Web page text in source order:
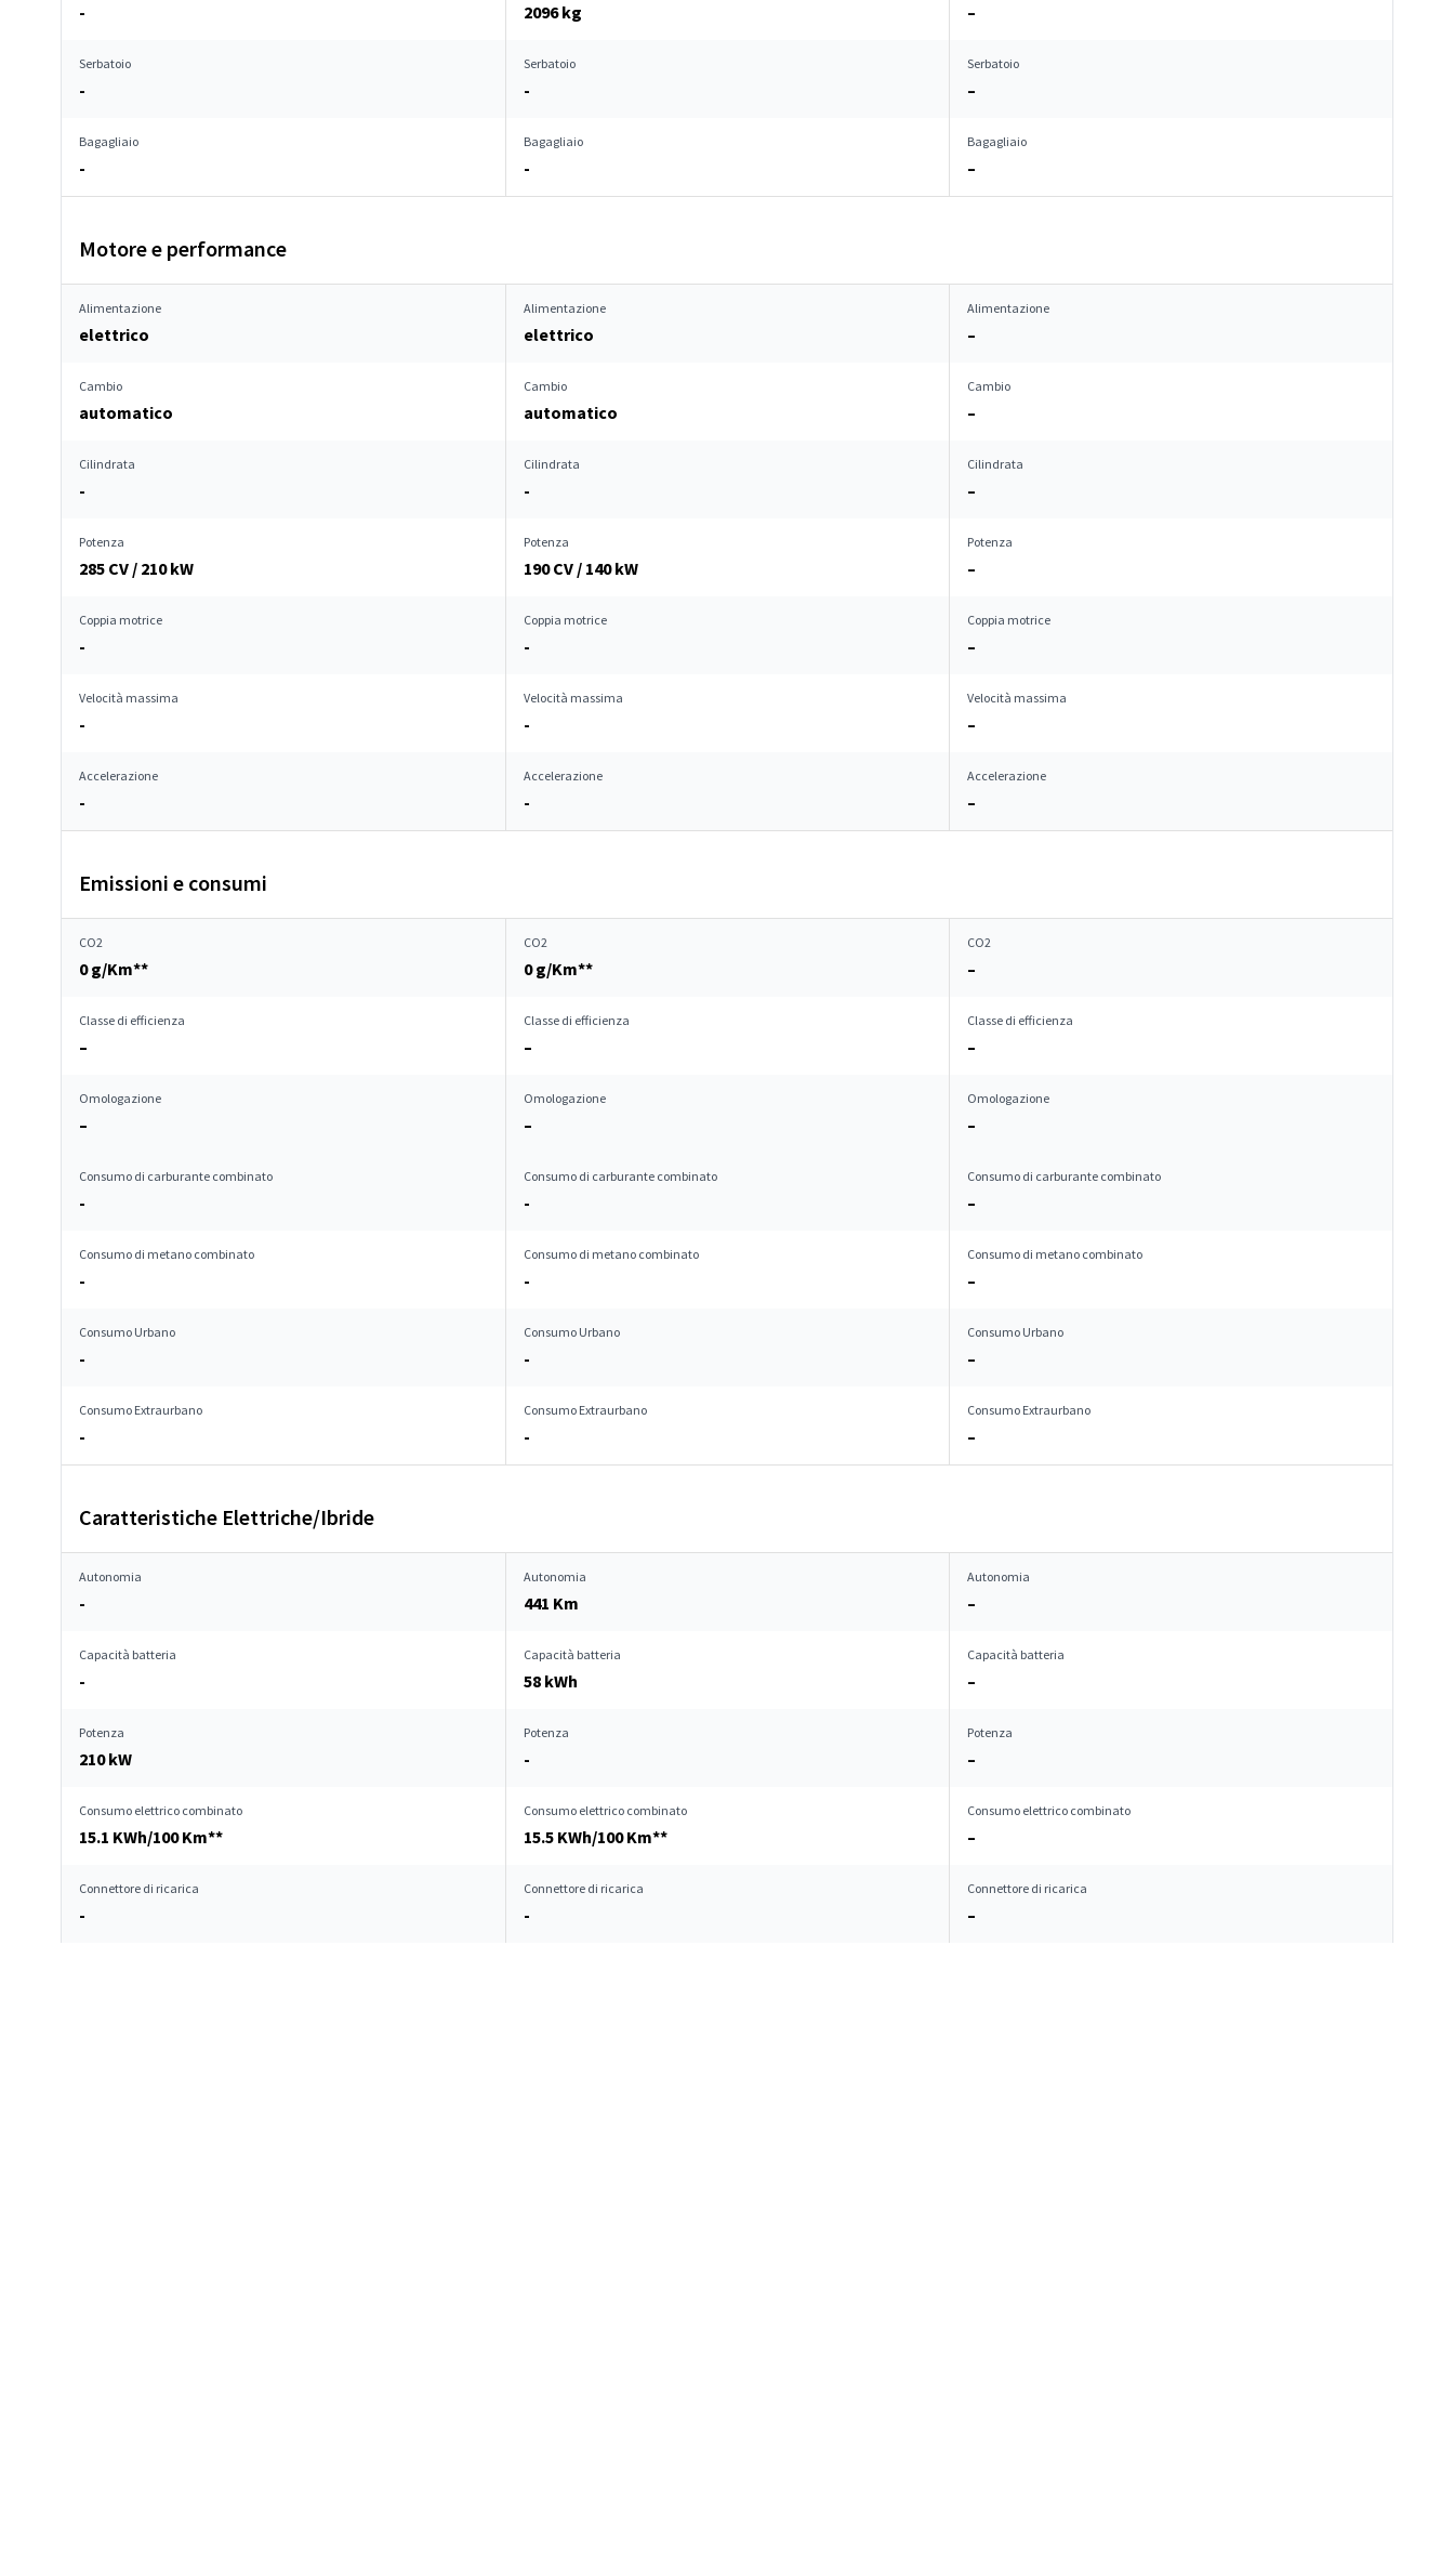
- 2096 kg –
Serbatoio
-
Serbatoio
-
Serbatoio
–
Bagagliaio
-
Bagagliaio
-
Bagagliaio
–
Motore e performance
Alimentazione
elettrico
Alimentazione
elettrico
Alimentazione
–
Cambio
automatico
Cambio
automatico
Cambio
–
Cilindrata
-
Cilindrata
-
Cilindrata
–
Potenza
285 CV / 210 kW
Potenza
190 CV / 140 kW
Potenza
–
Coppia motrice
-
Coppia motrice
-
Coppia motrice
–
Velocità massima
-
Velocità massima
-
Velocità massima
–
Accelerazione
-
Accelerazione
-
Accelerazione
–
Emissioni e consumi
CO2
0 g/Km**
CO2
0 g/Km**
CO2
–
Classe di efficienza
–
Classe di efficienza
–
Classe di efficienza
–
Omologazione
–
Omologazione
–
Omologazione
–
Consumo di carburante combinato
-
Consumo di carburante combinato
-
Consumo di carburante combinato
–
Consumo di metano combinato
-
Consumo di metano combinato
-
Consumo di metano combinato
–
Consumo Urbano
-
Consumo Urbano
-
Consumo Urbano
–
Consumo Extraurbano
-
Consumo Extraurbano
-
Consumo Extraurbano
–
Caratteristiche Elettriche/Ibride
Autonomia
-
Autonomia
441 Km
Autonomia
–
Capacità batteria
-
Capacità batteria
58 kWh
Capacità batteria
–
Potenza
210 kW
Potenza
-
Potenza
–
Consumo elettrico combinato
15.1 KWh/100 Km**
Consumo elettrico combinato
15.5 KWh/100 Km**
Consumo elettrico combinato
–
Connettore di ricarica
-
Connettore di ricarica
-
Connettore di ricarica
–